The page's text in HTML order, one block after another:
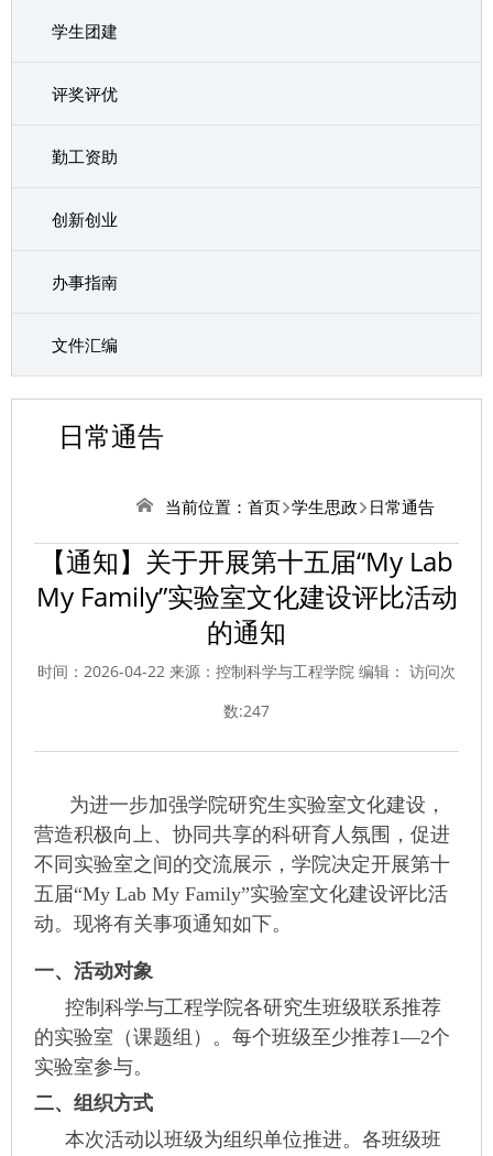
学生团建
评奖评优
勤工资助
创新创业
办事指南
文件汇编
日常通告
当前位置： 首页 学生思政 日常通告
【通知】关于开展第十五届“My Lab
My Family”实验室文化建设评比活动
的通知
时间：2026-04-22 来源：控制科学与工程学院 编辑： 访问次
数:247
为进一步加强学院研究生实验室文化建设，
营造积极向上、协同共享的科研育人氛围，促进
不同实验室之间的交流展示，学院决定开展第十
五届“My Lab My Family”实验室文化建设评比活
动。现将有关事项通知如下。
一、活动对象
控制科学与工程学院各研究生班级联系推荐
的实验室（课题组）。每个班级至少推荐1—2个
实验室参与。
二、组织方式
本次活动以班级为组织单位推进。各班级班